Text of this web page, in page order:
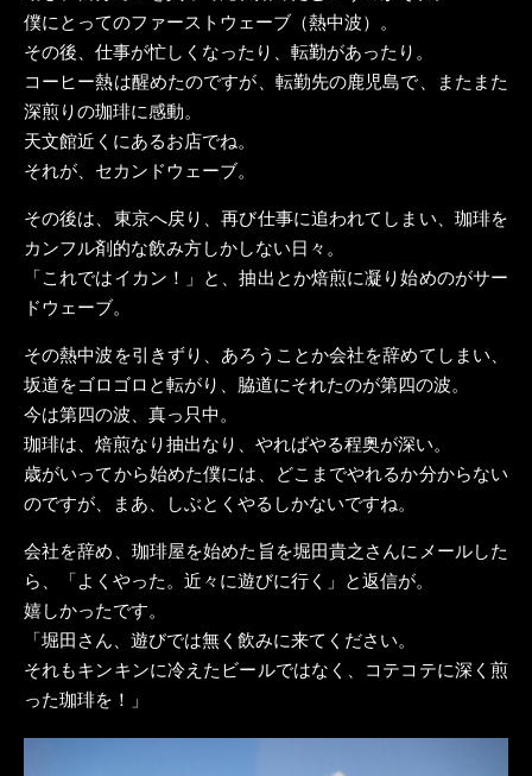
僕にとってのファーストウェーブ（熱中波）。
その後、仕事が忙しくなったり、転勤があったり。
コーヒー熱は醒めたのですが、転勤先の鹿児島で、またまた
深煎りの珈琲に感動。
天文館近くにあるお店でね。
それが、セカンドウェーブ。
その後は、東京へ戻り、再び仕事に追われてしまい、珈琲を
カンフル剤的な飲み方しかしない日々。
「これではイカン！」と、抽出とか焙煎に凝り始めのがサー
ドウェーブ。
その熱中波を引きずり、あろうことか会社を辞めてしまい、
坂道をゴロゴロと転がり、脇道にそれたのが第四の波。
今は第四の波、真っ只中。
珈琲は、焙煎なり抽出なり、やればやる程奥が深い。
歳がいってから始めた僕には、どこまでやれるか分からない
のですが、まあ、しぶとくやるしかないですね。
会社を辞め、珈琲屋を始めた旨を堀田貴之さんにメールした
ら、「よくやった。近々に遊びに行く」と返信が。
嬉しかったです。
「堀田さん、遊びでは無く飲みに来てください。
それもキンキンに冷えたビールではなく、コテコテに深く煎
った珈琲を！」